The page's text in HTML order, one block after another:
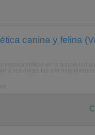
canina y felina